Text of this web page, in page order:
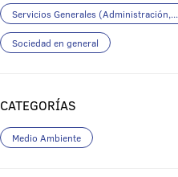
Servicios Generales (Administración,...
Sociedad en general
CATEGORÍAS
Medio Ambiente